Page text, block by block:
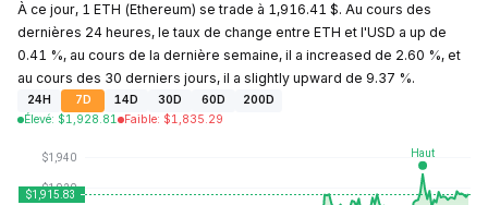
À ce jour, 1 ETH (Ethereum) se trade à 1,916.41 $. Au cours des
dernières 24 heures, le taux de change entre ETH et l'USD a up de
0.41 %, au cours de la dernière semaine, il a increased de 2.60 %, et
au cours des 30 derniers jours, il a slightly upward de 9.37 %.
24H 7D 14D 30D 60D
200D
Élevé: $1,928.81 Faible: $1,835.29